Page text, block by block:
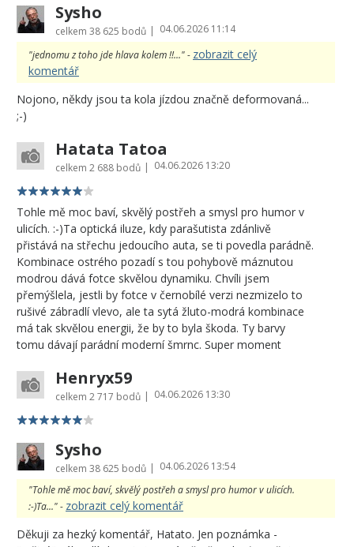
Sysho
celkem 38 625 bodů | 04.06.2026 11:14
"jednomu z toho jde hlava kolem !!..." - zobrazit celý
komentář
Nojono, někdy jsou ta kola jízdou značně deformovaná...
;-)
Hatata Tatoa
celkem 2 688 bodů | 04.06.2026 13:20
Tohle mě moc baví, skvělý postřeh a smysl pro humor v
ulicích. :-)Ta optická iluze, kdy parašutista zdánlivě
přistává na střechu jedoucího auta, se ti povedla parádně.
Kombinace ostrého pozadí s tou pohybově máznutou
modrou dává fotce skvělou dynamiku. Chvíli jsem
přemýšlela, jestli by fotce v černobílé verzi nezmizelo to
rušivé zábradlí vlevo, ale ta sytá žluto-modrá kombinace
má tak skvělou energii, že by to byla škoda. Ty barvy
tomu dávají parádní moderní šmrnc. Super moment
Henryx59
celkem 2 717 bodů | 04.06.2026 13:30
Sysho
celkem 38 625 bodů | 04.06.2026 13:54
"Tohle mě moc baví, skvělý postřeh a smysl pro humor v ulicích.
:-)Ta..." - zobrazit celý komentář
Děkuji za hezký komentář, Hatato. Jen poznámka -